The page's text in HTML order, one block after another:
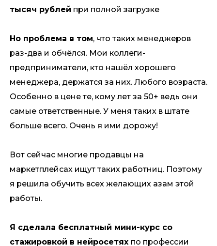
тысяч рублей при полной загрузке
Но проблема в том, что таких менеджеров
раз-два и обчёлся. Мои коллеги-
предприниматели, кто нашёл хорошего
менеджера, держатся за них. Любого возраста.
Особенно в цене те, кому лет за 50+ ведь они
самые ответственные. У меня таких в штате
больше всего. Очень я ими дорожу!
Вот сейчас многие продавцы на
маркетплейсах ищут таких работниц. Поэтому
я решила обучить всех желающих азам этой
работы.
Я сделала бесплатный мини-курс со
стажировкой в нейросетях по профессии